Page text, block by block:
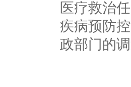
医疗救治
疾病预防
政部门的